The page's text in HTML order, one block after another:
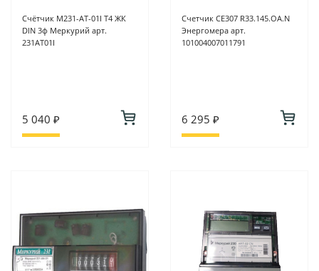
Счётчик M231-AT-01I Т4 ЖК
DIN 3ф Меркурий арт.
231AT01I
5 040 ₽
Счетчик CE307 R33.145.ОA.N
Энергомера арт.
101004007011791
6 295 ₽